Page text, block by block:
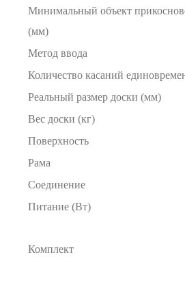
Минимальный объект
(мм)
Метод ввода
Количество касаний
Реальный размер доски (мм)
Вес доски (кг)
Поверхность
Рама
Соединение
Питание (Вт)
Комплект